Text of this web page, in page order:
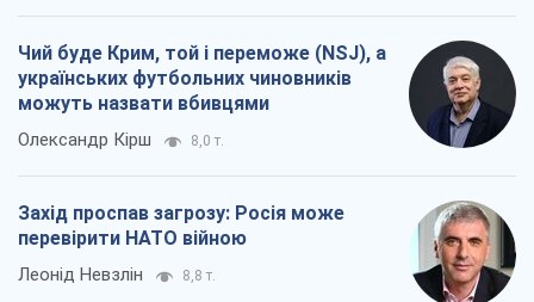
Чий буде Крим, той і переможе (NSJ), а
українських футбольних чиновників
можуть назвати вбивцями
Олександр Кірш 8,0 т.
Захід проспав загрозу: Росія може
перевірити НАТО війною
Леонід Невзлін 8,8 т.